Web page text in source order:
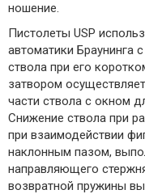
ношение.
Пистолеты USP
автоматики Браунинга
ствола при его
затвором
части ствола с окном
Снижение ствола при
при взаимодействии
наклонным пазом,
направляющего
возвратной пружины